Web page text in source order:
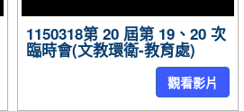
1150318第 20 屆第 19、20 次
臨時會(文教環衛-教育處)
觀看影片